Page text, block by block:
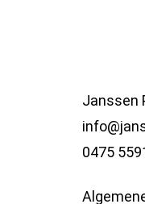
Janssen
0475